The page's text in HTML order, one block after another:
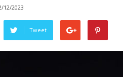
12/2023
Tweet